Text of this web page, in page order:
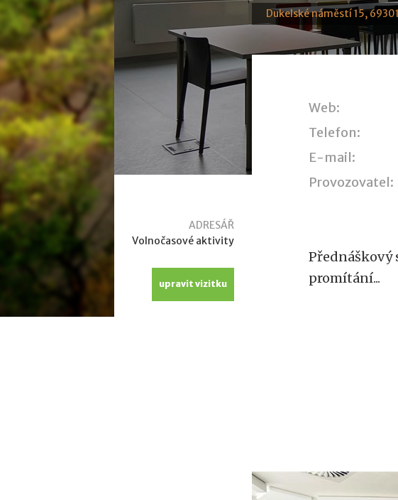
Dukelské náměstí 15,
ADRESÁŘ
Volnočasové aktivity
upravit vizitku
Web:
Telefon:
E-mail:
Provozovatel:
Přednáškový
promítání...